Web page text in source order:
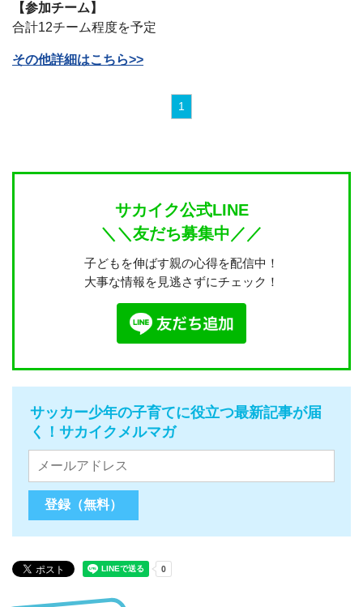
【参加チーム】
合計12チーム程度を予定
その他詳細はこちら>>
1
サカイク公式LINE
＼＼友だち募集中／／
子どもを伸ばす親の心得を配信中！
大事な情報を見逃さずにチェック！
サッカー少年の子育てに役立つ最新記事が届
く！サカイクメルマガ